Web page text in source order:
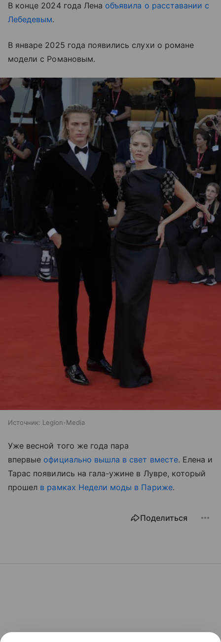
В конце 2024 года Лена объявила о расставании с
Лебедевым.
В январе 2025 года появились слухи о романе
модели с Романовым.
Источник: Legion-Media
Уже весной того же года пара
впервые официально вышла в свет вместе. Елена и
Тарас появились на гала-ужине в Лувре, который
прошел в рамках Недели моды в Париже.
Поделиться